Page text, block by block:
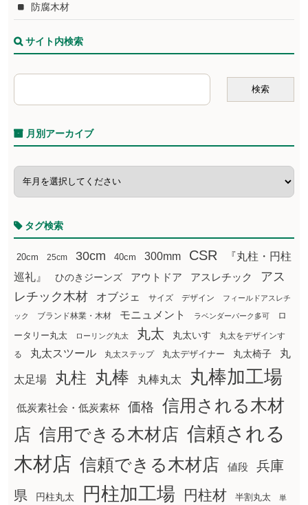
防腐木材
サイト内検索
月別アーカイブ
タグ検索
20cm 25cm 30cm 40cm 300mm CSR
『丸柱・円柱
巡礼』
ひのきジーンズ アウトドア アスレチック
アス
レチック木材
オブジェ サイズ デザイン フィールドアスレチ
ック ブランド林業・木材 モニュメント ラベンダーパーク多可
ロ
ータリー丸太
ローリング丸太 丸太 丸太いす
丸太をデザインす
る
丸太スツール 丸太ステップ 丸太デザイナー 丸太椅子 丸
太足場 丸柱 丸棒 丸棒丸太 丸棒加工場
低炭素社会・低炭素杯 価格
信用される木材
店 信用できる木材店 信頼される
木材店 信頼できる木材店 値段
兵庫
県
円柱丸太 円柱加工場 円柱材 半割丸太 単